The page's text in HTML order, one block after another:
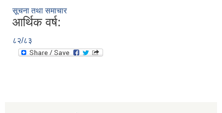
सूचना तथा समाचार
आर्थिक वर्ष:
८२/८३